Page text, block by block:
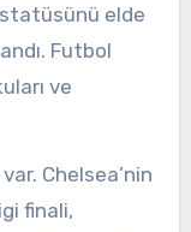
elde
Futbol
ve
Chelsea’nin
finali,